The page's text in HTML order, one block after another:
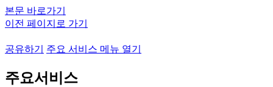
본문 바로가기
이전 페이지로 가기
공유하기 주요 서비스 메뉴 열기
주요서비스